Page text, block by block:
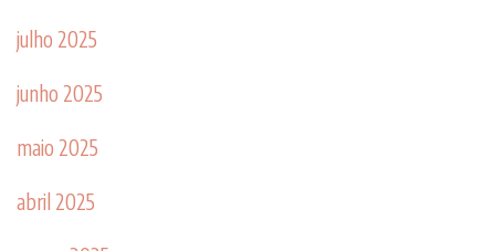
julho 2025
junho 2025
maio 2025
abril 2025